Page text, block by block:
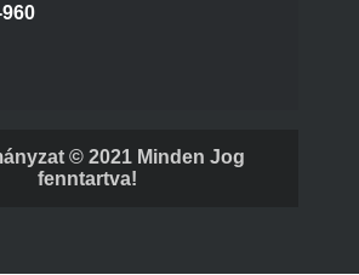
© 2021 Minden Jog
fenntartva!